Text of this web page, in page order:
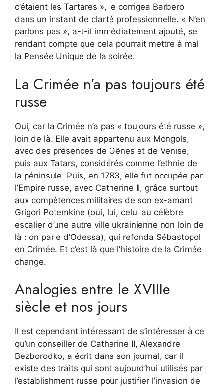
c’étaient les Tartares », le corrigea Barbero
dans un instant de clarté professionnelle. « N’en
parlons pas », a-t-il immédiatement ajouté, se
rendant compte que cela pourrait mettre à mal
la Pensée Unique de la soirée.
La Crimée n’a pas toujours été
russe
Oui, car la Crimée n’a pas « toujours été russe »,
loin de là. Elle avait appartenu aux Mongols,
avec des présences de Gênes et de Venise,
puis aux Tatars, considérés comme l’ethnie de
la péninsule. Puis, en 1783, elle fut occupée par
l’Empire russe, avec Catherine II, grâce surtout
aux compétences militaires de son ex-amant
Grigori Potemkine (oui, lui, celui au célèbre
escalier d’une autre ville ukrainienne non loin de
là : on parle d’Odessa), qui refonda Sébastopol
en Crimée. Et c’est là que l’histoire de la Crimée
change.
Analogies entre le XVIIIe
siècle et nos jours
Il est cependant intéressant de s’intéresser à ce
qu’un conseiller de Catherine II, Alexandre
Bezborodko, a écrit dans son journal, car il
existe des traits qui sont aujourd’hui utilisés par
l’establishment russe pour justifier l’invasion de